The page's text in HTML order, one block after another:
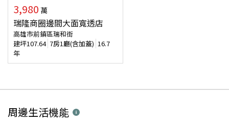
3,980 萬
瑞隆商圈邊間大面寬透店
高雄市前鎮區瑞和街
建坪107.64 7房1廳(含加蓋) 16.7
年
周邊生活機能